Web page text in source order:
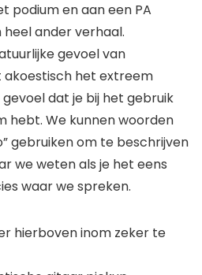
podium en aan een PA
ander verhaal.
gevoel van
het extreem
dat je bij het gebruik
hebt. We kunnen woorden
gebruiken om te beschrijven
we weten als je het eens
waar we spreken.
hierboven inom zeker te